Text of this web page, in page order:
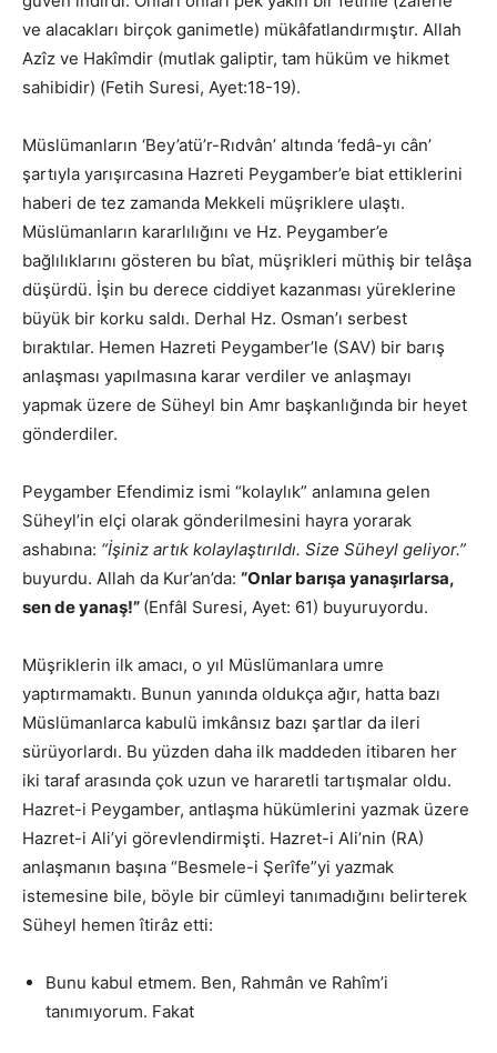
ve alacakları birçok ganimetle) mükâfatlandırmıştır. Allah
Azîz ve Hakîmdir (mutlak galiptir, tam hüküm ve hikmet
sahibidir) (Fetih Suresi, Ayet:18-19).
Müslümanların ‘Bey’atü’r-Rıdvân’ altında ‘fedâ-yı cân’
şartıyla yarışırcasına Hazreti Peygamber’e biat ettiklerini
haberi de tez zamanda Mekkeli müşriklere ulaştı.
Müslümanların kararlılığını ve Hz. Peygamber’e
bağlılıklarını gösteren bu bîat, müşrikleri müthiş bir telâşa
düşürdü. İşin bu derece ciddiyet kazanması yüreklerine
büyük bir korku saldı. Derhal Hz. Osman’ı serbest
bıraktılar. Hemen Hazreti Peygamber’le (SAV) bir barış
anlaşması yapılmasına karar verdiler ve anlaşmayı
yapmak üzere de Süheyl bin Amr başkanlığında bir heyet
gönderdiler.
Peygamber Efendimiz ismi “kolaylık” anlamına gelen
Süheyl’in elçi olarak gönderilmesini hayra yorarak
ashabına: “İşiniz artık kolaylaştırıldı. Size Süheyl geliyor.”
buyurdu. Allah da Kur’an’da: “Onlar barışa yanaşırlarsa,
sen de yanaş!” (Enfâl Suresi, Ayet: 61) buyuruyordu.
Müşriklerin ilk amacı, o yıl Müslümanlara umre
yaptırmamaktı. Bunun yanında oldukça ağır, hatta bazı
Müslümanlarca kabulü imkânsız bazı şartlar da ileri
sürüyorlardı. Bu yüzden daha ilk maddeden itibaren her
iki taraf arasında çok uzun ve hararetli tartışmalar oldu.
Hazret-i Peygamber, antlaşma hükümlerini yazmak üzere
Hazret-i Ali’yi görevlendirmişti. Hazret-i Ali’nin (RA)
anlaşmanın başına “Besmele-i Şerîfe”yi yazmak
istemesine bile, böyle bir cümleyi tanımadığını belirterek
Süheyl hemen îtirâz etti:
Bunu kabul etmem. Ben, Rahmân ve Rahîm’i
tanımıyorum. Fakat